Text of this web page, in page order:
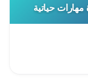
حياتية